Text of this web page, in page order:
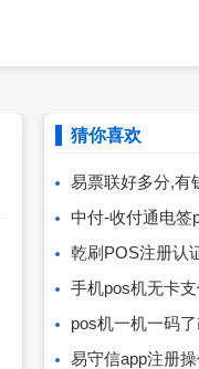
猜你喜欢
易票联好多分,有
中付-收付通电签
乾刷POS注册认
手机pos机无卡
pos机一机一码
易守信app注册操